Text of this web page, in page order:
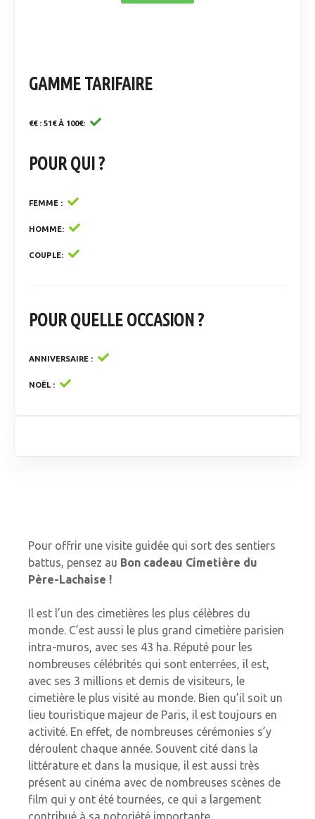
GAMME TARIFAIRE
€€ : 51€ À 100€
POUR QUI ?
FEMME
HOMME
COUPLE
POUR QUELLE OCCASION ?
ANNIVERSAIRE
NOËL
Pour offrir une visite guidée qui sort des sentiers
battus, pensez au Bon cadeau Cimetière du
Père-Lachaise !
Il est l’un des cimetières les plus célèbres du
monde. C’est aussi le plus grand cimetière parisien
intra-muros, avec ses 43 ha. Réputé pour les
nombreuses célébrités qui sont enterrées, il est,
avec ses 3 millions et demis de visiteurs, le
cimetière le plus visité au monde. Bien qu’il soit un
lieu touristique majeur de Paris, il est toujours en
activité. En effet, de nombreuses cérémonies s’y
déroulent chaque année. Souvent cité dans la
littérature et dans la musique, il est aussi très
présent au cinéma avec de nombreuses scènes de
film qui y ont été tournées, ce qui a largement
contribué à sa notoriété importante.